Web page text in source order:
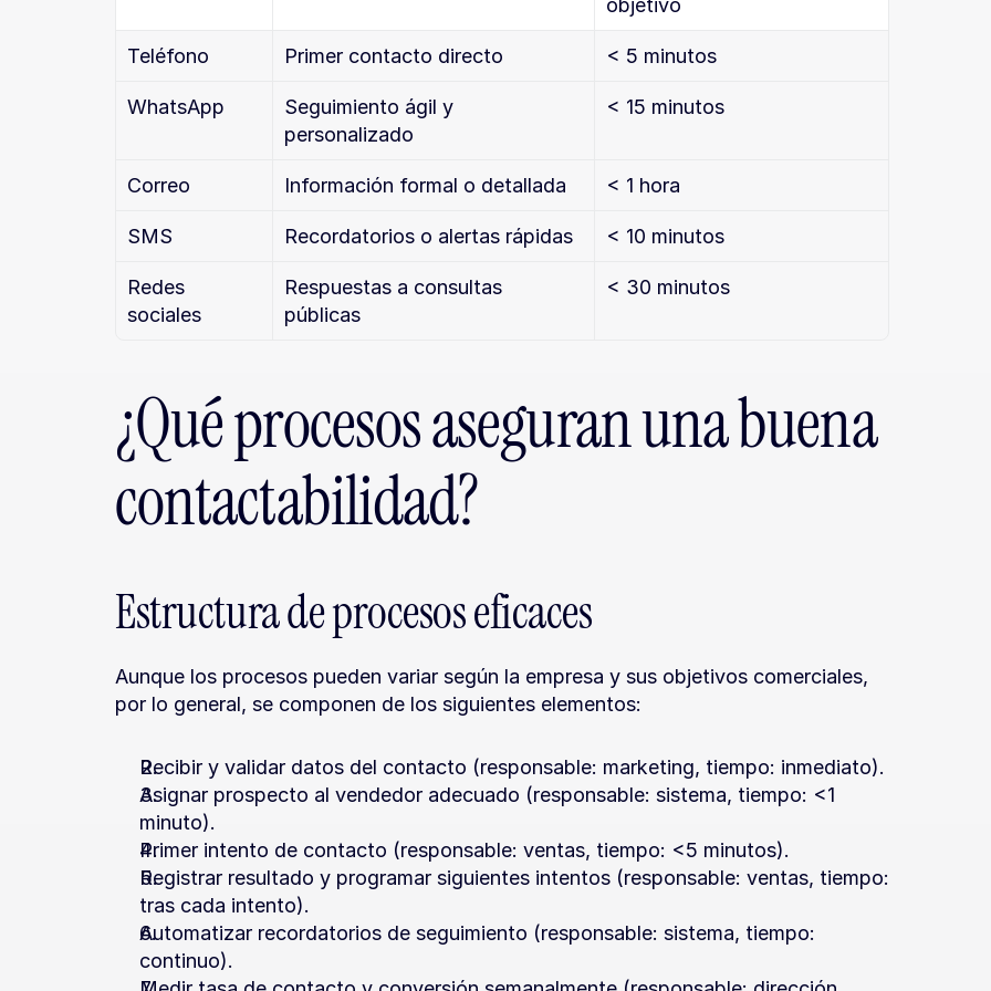
objetivo
Teléfono Primer contacto directo < 5 minutos
WhatsApp
Seguimiento ágil y
personalizado
< 15 minutos
Correo Información formal o detallada < 1 hora
SMS Recordatorios o alertas rápidas < 10 minutos
Redes
sociales
Respuestas a consultas
públicas
< 30 minutos
¿Qué procesos aseguran una buena
contactabilidad?
Estructura de procesos eficaces
Aunque los procesos pueden variar según la empresa y sus objetivos comerciales,
por lo general, se componen de los siguientes elementos:
Recibir y validar datos del contacto (responsable: marketing, tiempo: inmediato).
Asignar prospecto al vendedor adecuado (responsable: sistema, tiempo: <1
minuto).
Primer intento de contacto (responsable: ventas, tiempo: <5 minutos).
Registrar resultado y programar siguientes intentos (responsable: ventas, tiempo:
tras cada intento).
Automatizar recordatorios de seguimiento (responsable: sistema, tiempo:
continuo).